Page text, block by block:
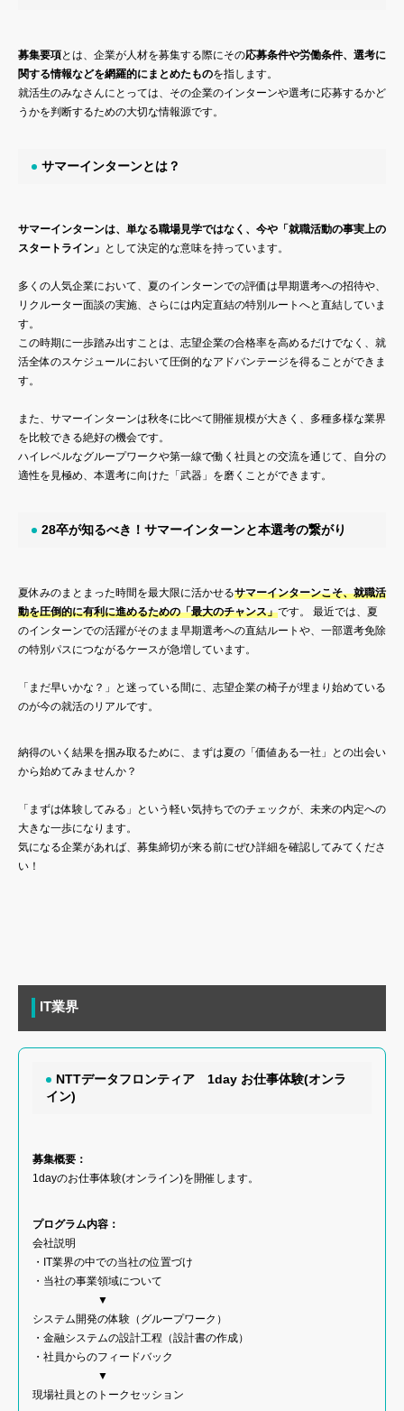
募集要項とは、企業が人材を募集する際にその応募条件や労働条件、選考に
関する情報などを網羅的にまとめたものを指します。
就活生のみなさんにとっては、その企業のインターンや選考に応募するかど
うかを判断するための大切な情報源です。
サマーインターンとは？
サマーインターンは、単なる職場見学ではなく、今や「就職活動の事実上の
スタートライン」 として決定的な意味を持っています。
多くの人気企業において、夏のインターンでの評価は早期選考への招待や、
リクルーター面談の実施、さらには内定直結の特別ルートへと直結していま
す。
この時期に一歩踏み出すことは、志望企業の合格率を高めるだけでなく、就
活全体のスケジュールにおいて圧倒的なアドバンテージを得ることができま
す。
また、サマーインターンは秋冬に比べて開催規模が大きく、多種多様な業界
を比較できる絶好の機会です。
ハイレベルなグループワークや第一線で働く社員との交流を通じて、自分の
適性を見極め、本選考に向けた「武器」を磨くことができます。
28卒が知るべき！サマーインターンと本選考の繋がり
夏休みのまとまった時間を最大限に活かせるサマーインターンこそ、就職活
動を圧倒的に有利に進めるための「最大のチャンス」です。 最近では、夏
のインターンでの活躍がそのまま早期選考への直結ルートや、一部選考免除
の特別パスにつながるケースが急増しています。
「まだ早いかな？」と迷っている間に、志望企業の椅子が埋まり始めている
のが今の就活のリアルです。
納得のいく結果を掴み取るために、まずは夏の「価値ある一社」との出会い
から始めてみませんか？
「まずは体験してみる」という軽い気持ちでのチェックが、未来の内定への
大きな一歩になります。
気になる企業があれば、募集締切が来る前にぜひ詳細を確認してみてくださ
い！
IT業界
NTTデータフロンティア 1day お仕事体験(オンラ
イン)
募集概要：
1dayのお仕事体験(オンライン)を開催します。
プログラム内容：
会社説明
・IT業界の中での当社の位置づけ
・当社の事業領域について
▼
システム開発の体験（グループワーク）
・金融システムの設計工程（設計書の作成）
・社員からのフィードバック
▼
現場社員とのトークセッション